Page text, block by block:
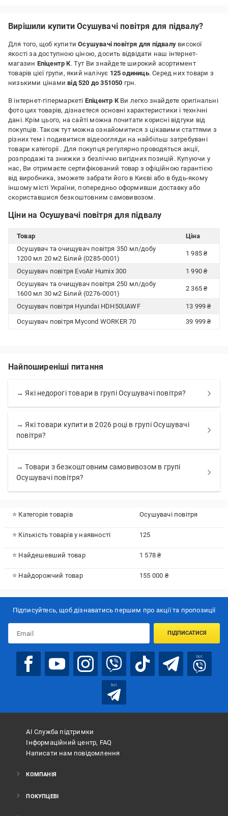
Вирішили купити Осушувачі повітря для підвалу?
Для того, щоб купитиОсушувачі повітря для підвалу високої
якості за доступною ціною, досить відвідати наш інтернет-
магазин Епіцентр К. Тут Ви знайдете широкий асортимент
товарів цієї групи, який налічує 125 одиниць. Серед них товари з
низькими цінамивід 520 до 351050 грн.
В інтернет-гіпермаркеті Епіцентр КВи легко знайдете оригінальні
фото цих товарів, дізнаєтеся основні характеристики і технічні
дані. Крім цього, на сайті можна почитати корисні відгуки від
покупців. Також тут можна ознайомитися з цікавими статтями з
різних тем і подивитися відеоогляди на найбільш затребувані
товари категорії . Для покупця регулярно проводяться акції,
розпродажі та знижки з безліччю вигідних позицій. Купуючи у
нас, Ви отримаєте сертифікований товар з офіційною гарантією
від виробника, зможете забрати його в Києві або в будь-якому
іншому місті України, попередньо оформивши доставку або
скориставшися безкоштовним самовивозом.
Ціни на Осушувачі повітря для підвалу
Товар
Ціна
Осушувач та очищувач повітря 350 мл/добу
1200 мл 20 м2 Білий (0285-0001)
1 985 ₴
Осушувач повітря EvoAir Humix 300
1 990 ₴
Осушувач та очищувач повітря 250 мл/добу
1600 мл 30 м2 Білий (0276-0001)
2 365 ₴
Осушувач повітря Hyundai HDH50UAWF
13 999 ₴
Осушувач повітря Mycond WORKER 70
39 999 ₴
Найпоширеніші питання
→ Які недорогі товари в групі Осушувачі повітря?
→ Які товари купити в 2026 році в групі Осушувачі
повітря?
→ Товари з безкоштовним самовивозом в групі
Осушувачі повітря?
⭐ Категорія товарів Осушувачі повітря
⭐ Кількість товарів у наявності 125
⭐ Найдешевший товар 1 578 ₴
⭐ Найдорожчий товар 155 000 ₴
Підписуйтесь, щоб дізнаватись першим про акції та пропозиції
ПІДПИСАТИСЯ
bot
bot
АІ Служба підтримки
Інформаційний центр, FAQ
Написати нам повідомлення
КОМПАНІЯ
ПОКУПЦЕВІ